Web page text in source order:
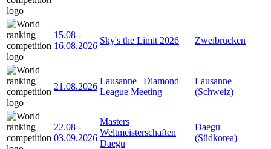
15.08 -
16.08.2026
Sky's the Limit 2026 Zweibrücken
21.08.2026
Lausanne | Diamond
League Meeting
Lausanne
(Schweiz)
22.08 -
03.09.2026
Masters
Weltmeisterschaften
Daegu
Daegu
(Südkorea)